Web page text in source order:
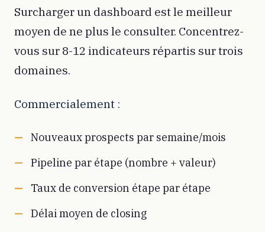
Surcharger un dashboard est le meilleur
moyen de ne plus le consulter. Concentrez-
vous sur 8-12 indicateurs répartis sur trois
domaines.
Commercialement :
Nouveaux prospects par semaine/mois
Pipeline par étape (nombre + valeur)
Taux de conversion étape par étape
Délai moyen de closing